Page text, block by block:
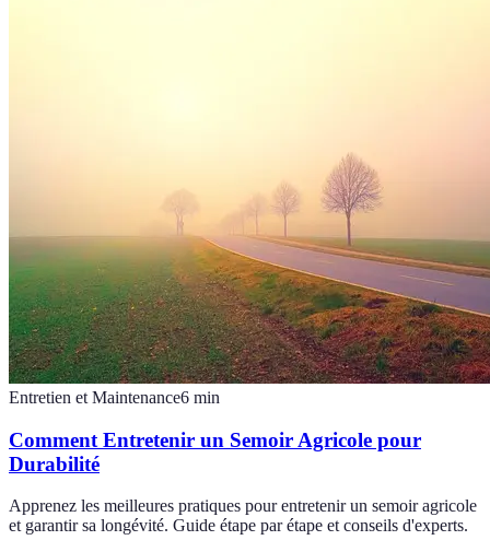
Entretien et Maintenance6 min
Comment Entretenir un Semoir Agricole pour
Durabilité
Apprenez les meilleures pratiques pour entretenir un semoir agricole
et garantir sa longévité. Guide étape par étape et conseils d'experts.